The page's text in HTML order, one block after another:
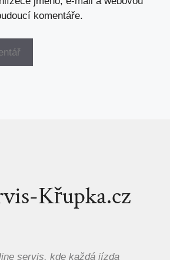
komentáře.
Křupka.cz
servis, kde každá jízda